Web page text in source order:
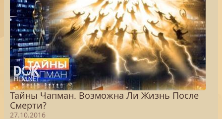
Тайны Чапман. Возможна Ли Жизнь После
Смерти?
27.10.2016